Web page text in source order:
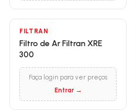
FILTRAN
Filtro de Ar Filtran XRE
300
Faça login para ver preços
Entrar →